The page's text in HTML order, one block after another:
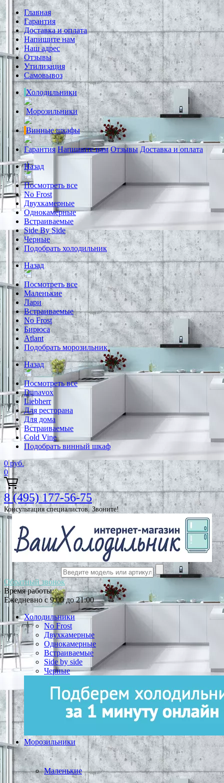
Главная
Гарантия
Доставка и оплата
Напишите нам
Наш адрес
Отзывы
Утилизация
Самовывоз
Холодильники
Морозильники
Винные шкафы
Гарантия Напишите нам Отзывы Доставка и оплата
Назад
Посмотреть все
No Frost
Двухкамерные
Однокамерные
Встраиваемые
Side By Side
Черные
Подобрать холодильник
Назад
Посмотреть все
Маленькие
Лари
Встраиваемые
No Frost
Бирюса
Atlant
Подобрать морозильник
Назад
Посмотреть все
Dunavox
Liebherr
Для ресторана
Для дома
Встраиваемые
Cold Vine
Подобрать винный шкаф
0 руб.
0
8 (495) 177-56-75
Консультация специалистов. Звоните!
Обратный звонок
Время работы:
Ежедневно с 9:00 до 21:00
Холодильники
No Frost
Двухкамерные
Однокамерные
Встраиваемые
Side by side
Черные
Морозильники
Маленькие